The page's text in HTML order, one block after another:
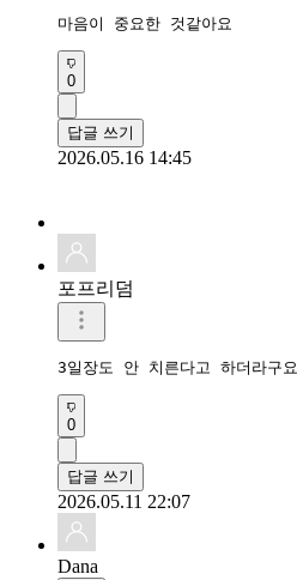
마음이 중요한 것같아요
0
답글 쓰기
2026.05.16 14:45
포프리덤
3일장도 안 치른다고 하더라구요
0
답글 쓰기
2026.05.11 22:07
Dana